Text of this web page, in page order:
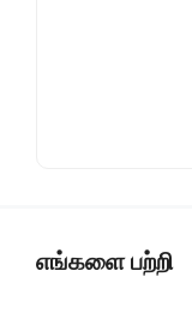
எங்களை பற்றி